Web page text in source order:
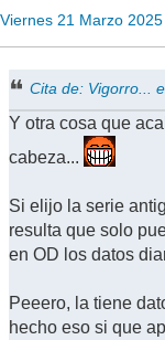
Viernes 21 Marzo
Cita de: Vigorro...
Y otra cosa que
cabeza...
Si elijo la serie
resulta que solo
en OD los datos
Peeero, la tiene
hecho eso si que